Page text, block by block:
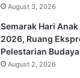
August 3, 2026
Semarak Hari
2026, Ruang
Pelestarian
August 2, 2026